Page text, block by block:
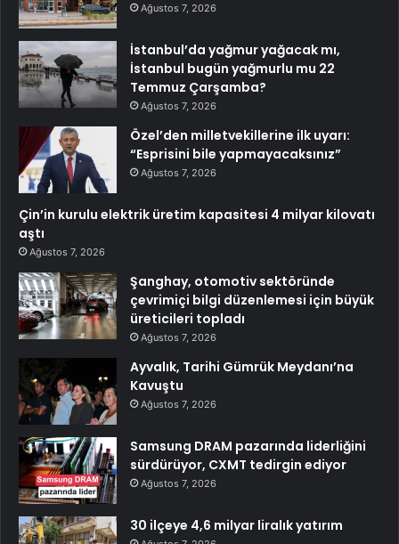
Ağustos 7, 2026
İstanbul’da yağmur yağacak mı,
İstanbul bugün yağmurlu mu 22
Temmuz Çarşamba?
Ağustos 7, 2026
Özel’den milletvekillerine ilk uyarı:
“Esprisini bile yapmayacaksınız”
Ağustos 7, 2026
Çin’in kurulu elektrik üretim kapasitesi 4 milyar kilovatı
aştı
Ağustos 7, 2026
Şanghay, otomotiv sektöründe
çevrimiçi bilgi düzenlemesi için büyük
üreticileri topladı
Ağustos 7, 2026
Ayvalık, Tarihi Gümrük Meydanı’na
Kavuştu
Ağustos 7, 2026
Samsung DRAM pazarında liderliğini
sürdürüyor, CXMT tedirgin ediyor
Ağustos 7, 2026
30 ilçeye 4,6 milyar liralık yatırım